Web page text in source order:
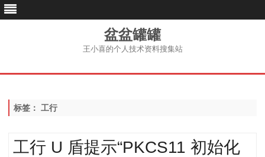
盆盆罐罐
王小喜的个人技术资料搜集站
跳
标签： 工行
工行 U 盾提示“PKCS11 初始化